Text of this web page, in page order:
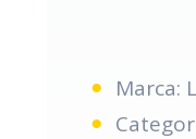
Marca: